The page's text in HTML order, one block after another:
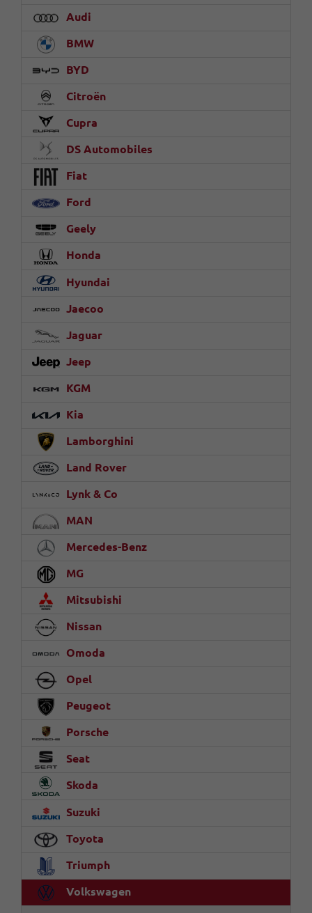
Audi
BMW
BYD
Citroën
Cupra
DS Automobiles
Fiat
Ford
Geely
Honda
Hyundai
Jaecoo
Jaguar
Jeep
KGM
Kia
Lamborghini
Land Rover
Lynk & Co
MAN
Mercedes-Benz
MG
Mitsubishi
Nissan
Omoda
Opel
Peugeot
Porsche
Seat
Skoda
Suzuki
Toyota
Triumph
Volkswagen